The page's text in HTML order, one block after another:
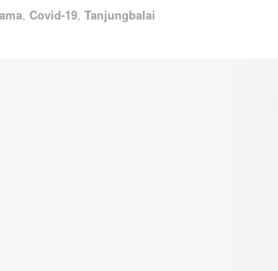
, Covid-19, Tanjungbalai